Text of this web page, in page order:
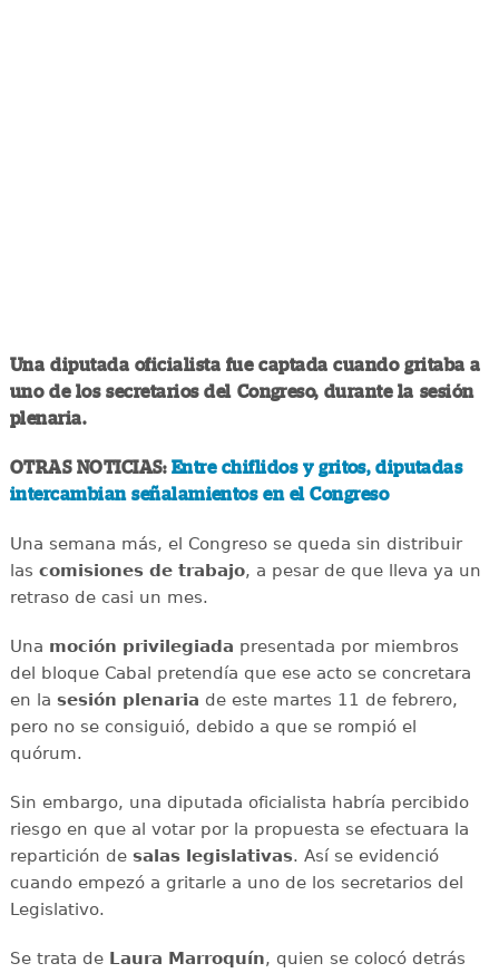
Una diputada oficialista fue captada cuando gritaba a
uno de los secretarios del Congreso, durante la sesión
plenaria.
OTRAS NOTICIAS: Entre chiflidos y gritos, diputadas
intercambian señalamientos en el Congreso
Una semana más, el Congreso se queda sin distribuir
las comisiones de trabajo, a pesar de que lleva ya un
retraso de casi un mes.
Una moción privilegiada presentada por miembros
del bloque Cabal pretendía que ese acto se concretara
en la sesión plenaria de este martes 11 de febrero,
pero no se consiguió, debido a que se rompió el
quórum.
Sin embargo, una diputada oficialista habría percibido
riesgo en que al votar por la propuesta se efectuara la
repartición desalas legislativas. Así se evidenció
cuando empezó a gritarle a uno de los secretarios del
Legislativo.
Se trata deLaura Marroquín, quien se colocó detrás